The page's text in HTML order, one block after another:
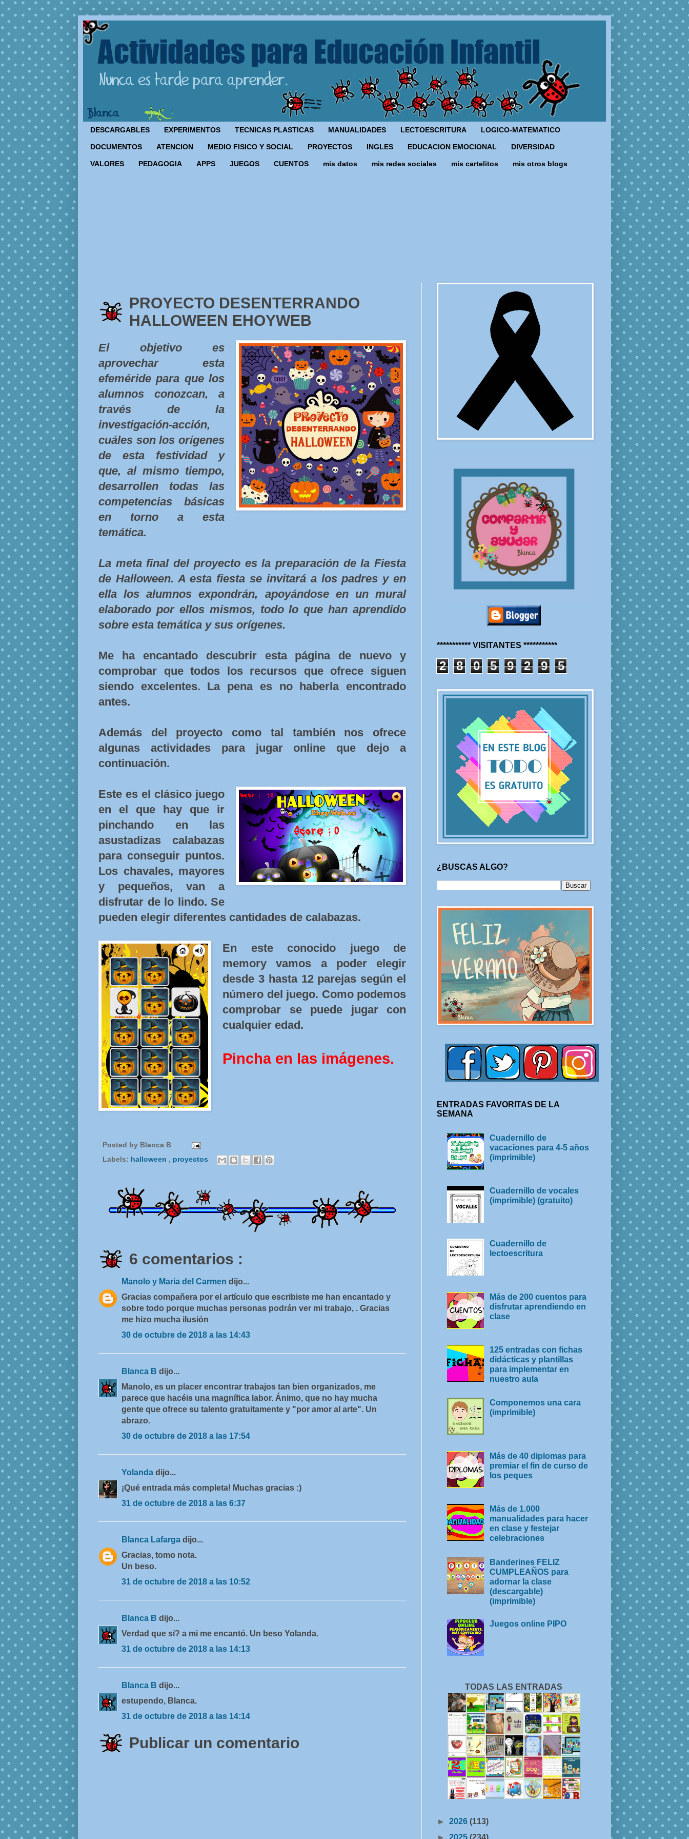
DESCARGABLES EXPERIMENTOS TECNICAS PLASTICAS MANUALIDADES LECTOESCRITURA LOGICO-MATEMATICO
DOCUMENTOS ATENCION MEDIO FISICO Y SOCIAL PROYECTOS INGLES EDUCACION EMOCIONAL DIVERSIDAD
VALORES PEDAGOGIA APPS JUEGOS CUENTOS mis datos mis redes sociales mis cartelitos mis otros blogs
PROYECTO DESENTERRANDO
HALLOWEEN EHOYWEB
El objetivo es
aprovechar esta
efeméride para que los
alumnos conozcan, a
través de la
investigación-acción,
cuáles son los orígenes
de esta festividad y
que, al mismo tiempo,
desarrollen todas las
competencias básicas
en torno a esta
temática.
La meta final del proyecto es la preparación de la Fiesta
de Halloween. A esta fiesta se invitará a los padres y en
ella los alumnos expondrán, apoyándose en un mural
elaborado por ellos mismos, todo lo que han aprendido
sobre esta temática y sus orígenes.
Me ha encantado descubrir esta página de nuevo y
comprobar que todos los recursos que ofrece siguen
siendo excelentes. La pena es no haberla encontrado
antes.
Además del proyecto como tal también nos ofrece
algunas actividades para jugar online que dejo a
continuación.
Este es el clásico juego
en el que hay que ir
pinchando en las
asustadizas calabazas
para conseguir puntos.
Los chavales, mayores
y pequeños, van a
disfrutar de lo lindo. Se
pueden elegir diferentes cantidades de calabazas.
En este conocido juego de
memory vamos a poder elegir
desde 3 hasta 12 parejas según el
número del juego. Como podemos
comprobar se puede jugar con
cualquier edad.
Pincha en las imágenes.
Posted by Blanca B
Labels: halloween , proyectos
6 comentarios :
Manolo y Maria del Carmen dijo...
Gracias compañera por el artículo que escribiste me han encantado y
sobre todo porque muchas personas podrán ver mi trabajo, . Gracias
me hizo mucha ilusión
30 de octubre de 2018 a las 14:43
Blanca B dijo...
Manolo, es un placer encontrar trabajos tan bien organizados, me
parece que hacéis una magnífica labor. Ánimo, que no hay mucha
gente que ofrece su talento gratuitamente y "por amor al arte". Un
abrazo.
30 de octubre de 2018 a las 17:54
Yolanda dijo...
¡Qué entrada más completa! Muchas gracias :)
31 de octubre de 2018 a las 6:37
Blanca Lafarga dijo...
Gracias, tomo nota.
Un beso.
31 de octubre de 2018 a las 10:52
Blanca B dijo...
Verdad que sí? a mi me encantó. Un beso Yolanda.
31 de octubre de 2018 a las 14:13
Blanca B dijo...
estupendo, Blanca.
31 de octubre de 2018 a las 14:14
Publicar un comentario
*********** VISITANTES ***********
2 8 0 5 9 2 9 5
¿BUSCAS ALGO?
ENTRADAS FAVORITAS DE LA
SEMANA
Cuadernillo de
vacaciones para 4-5 años
(imprimible)
Cuadernillo de vocales
(imprimible) (gratuito)
Cuadernillo de
lectoescritura
Más de 200 cuentos para
disfrutar aprendiendo en
clase
125 entradas con fichas
didácticas y plantillas
para implementar en
nuestro aula
Componemos una cara
(imprimible)
Más de 40 diplomas para
premiar el fin de curso de
los peques
Más de 1.000
manualidades para hacer
en clase y festejar
celebraciones
Banderines FELIZ
CUMPLEAÑOS para
adornar la clase
(descargable)
(imprimible)
Juegos online PIPO
TODAS LAS ENTRADAS
► 2026 (113)